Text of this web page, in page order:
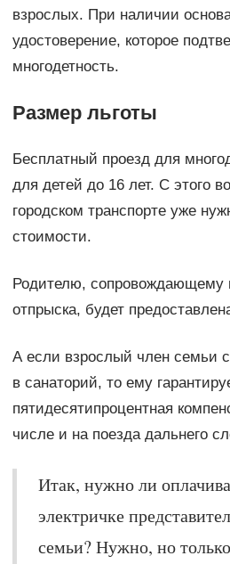
взрослых. При наличии
удостоверение, которое
многодетность.
Размер льготы
Бесплатный проезд для
для детей до 16 лет. С этого
городском транспорте уже
стоимости.
Родителю, сопровождающему
отпрыска, будет
А если взрослый член семьи
в санаторий, то ему
пятидесятипроцентная
числе и на поезда дальнего
Итак, нужно ли
электричке
семьи? Нужно, но